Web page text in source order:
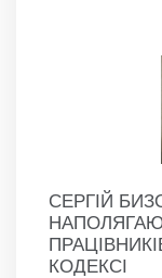
СЕРГІЙ
КОДЕКСІ